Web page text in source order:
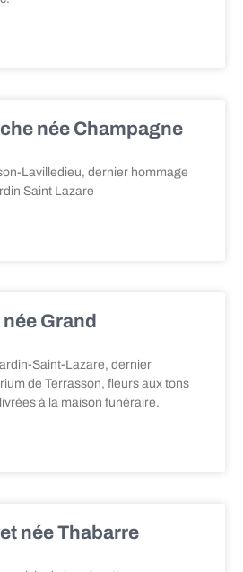
née Champagne
Lavilledieu, dernier hommage
Saint Lazare
Grand
Saint-Lazare, dernier
de Terrasson, fleurs aux tons
à la maison funéraire.
née Thabarre